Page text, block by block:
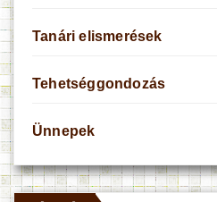
Tanári elismerések
Tehetséggondozás
Ünnepek